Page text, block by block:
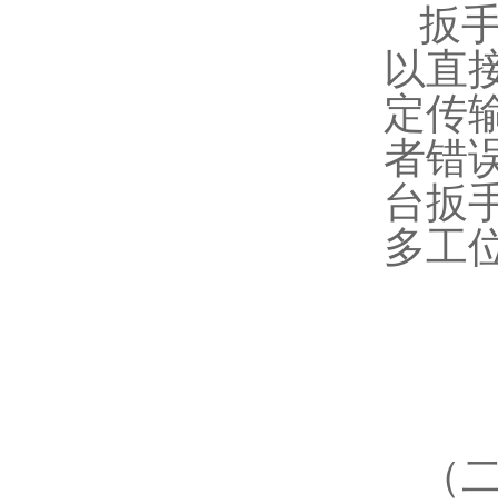
扳
以直
定传
者错
台扳
多工
（